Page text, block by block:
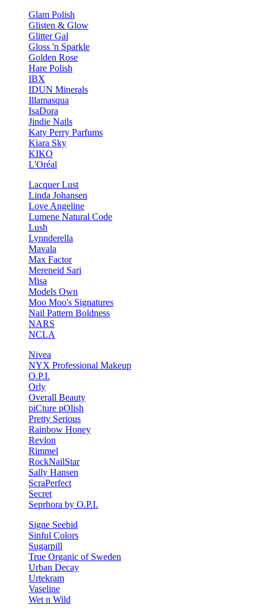
Glam Polish
Glisten & Glow
Glitter Gal
Gloss 'n Sparkle
Golden Rose
Hare Polish
IBX
IDUN Minerals
Illamasqua
IsaDora
Jindie Nails
Katy Perry Parfums
Kiara Sky
KIKO
L'Oréal
Lacquer Lust
Linda Johansen
Love Angeline
Lumene Natural Code
Lush
Lynnderella
Mavala
Max Factor
Mereneid Sari
Misa
Models Own
Moo Moo's Signatures
Nail Pattern Boldness
NARS
NCLA
Nivea
NYX Professional Makeup
O.P.I.
Orly
Overall Beauty
piCture pOlish
Pretty Serious
Rainbow Honey
Revlon
Rimmel
RockNailStar
Sally Hansen
ScraPerfect
Secret
Seprhora by O.P.I.
Signe Seebid
Sinful Colors
Sugarpill
True Organic of Sweden
Urban Decay
Urtekram
Vaseline
Wet n Wild